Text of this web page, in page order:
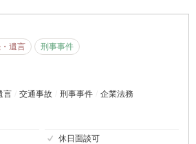
遺言 刑事事件
言 交通事故 刑事事件 企業法務
休日面談可